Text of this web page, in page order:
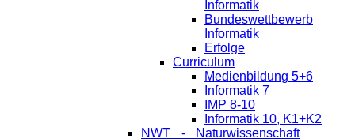
Informatik
Bundeswettbewerb
Informatik
Erfolge
Curriculum
Medienbildung 5+6
Informatik 7
IMP 8-10
Informatik 10, K1+K2
NWT - Naturwissenschaft